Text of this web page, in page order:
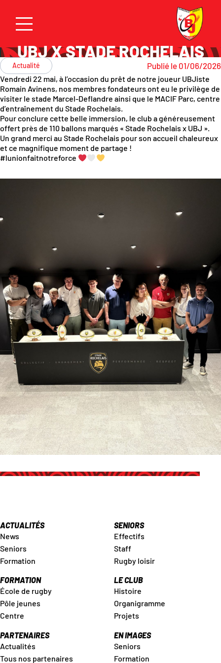
UBJ X STADE ROCHELAIS
Actualité Publié le 01/06/2026
Vendredi 22 mai, à l’occasion du prêt de notre joueur UBJiste
Romain Avinens, nos membres fondateurs ont eu le privilège de
visiter le stade Marcel-Deflandre ainsi que le MACIF Parc, centre
d’entraînement du Stade Rochelais.
Pour conclure cette belle immersion, le club a généreusement
offert près de 110 ballons marqués « Stade Rochelais x UBJ ».
Un grand merci au Stade Rochelais pour son accueil chaleureux
et ce magnifique moment de partage !
#lunionfaitnotreforce
ACTUALITÉS
News
Seniors
Formation
SENIORS
Effectifs
Staff
Rugby loisir
FORMATION
École de rugby
Pôle jeunes
Centre
LE CLUB
Histoire
Organigramme
Projets
PARTENAIRES
Actualités
Tous nos partenaires
EN IMAGES
Seniors
Formation